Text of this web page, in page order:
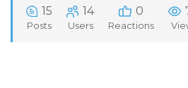
15
Posts
14
Users
0
Reactions